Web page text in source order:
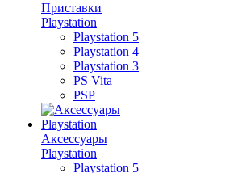
Приставки
Playstation
Playstation 5
Playstation 4
Playstation 3
PS Vita
PSP
Аксессуары
Playstation
Playstation 5